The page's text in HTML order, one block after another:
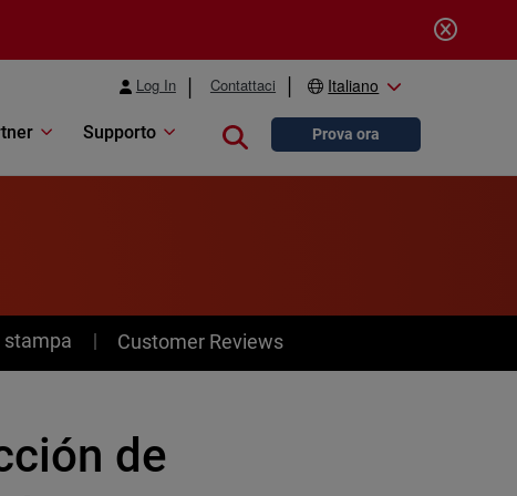
Log In Contattaci Italiano
Supporto Close searchProva ora
stampa Customer Reviews
de